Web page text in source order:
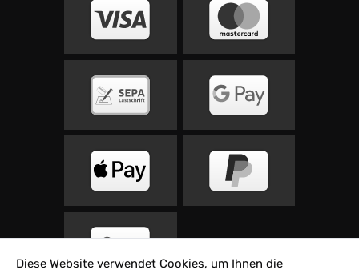
Diese Website verwendet Cookies, um Ihnen die